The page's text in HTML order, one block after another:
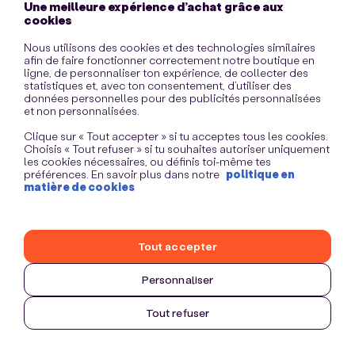
Une meilleure expérience d’achat grâce aux
cookies
Nous utilisons des cookies et des technologies similaires
afin de faire fonctionner correctement notre boutique en
ligne, de personnaliser ton expérience, de collecter des
statistiques et, avec ton consentement, d’utiliser des
données personnelles pour des publicités personnalisées
et non personnalisées.
Clique sur « Tout accepter » si tu acceptes tous les cookies.
Choisis « Tout refuser » si tu souhaites autoriser uniquement
les cookies nécessaires, ou définis toi-même tes
préférences. En savoir plus dans notre politique en
matière de cookies
Personnaliser
Tout refuser
Tout accepter